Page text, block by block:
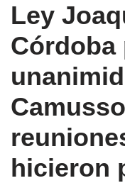
Ley
Córdoba
hicieron